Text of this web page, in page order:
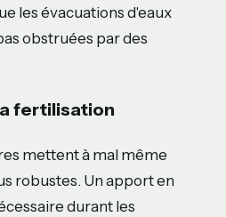
les évacuations d'eaux
obstruées par des
fertilisation
mettent à mal même
robustes. Un apport en
durant les